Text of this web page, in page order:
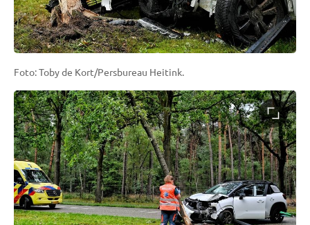
Foto: Toby de Kort/Persbureau Heitink.